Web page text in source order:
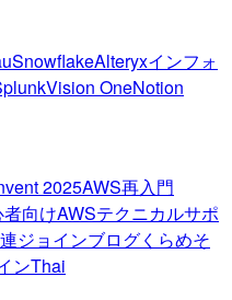
SnowflakeAlteryxインフォ
Vision OneNotion
2025AWS再入門
向けAWSテクニカルサポ
ジョインブログくらめそ
ンThai